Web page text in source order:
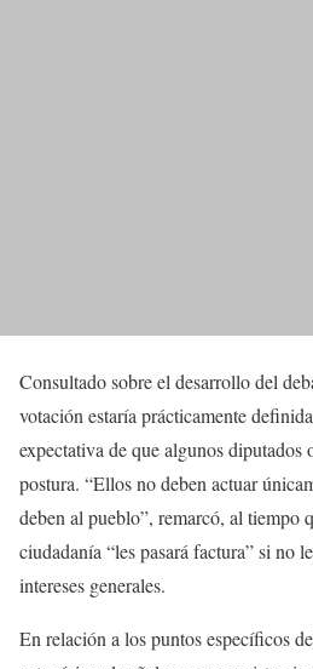
Consultado sobre el desarrollo del
votación estaría prácticamente
expectativa de que algunos diputados
postura. “Ellos no deben actuar
deben al pueblo”, remarcó, al tiempo
ciudadanía “les pasará factura” si no
intereses generales.
En relación a los puntos específicos